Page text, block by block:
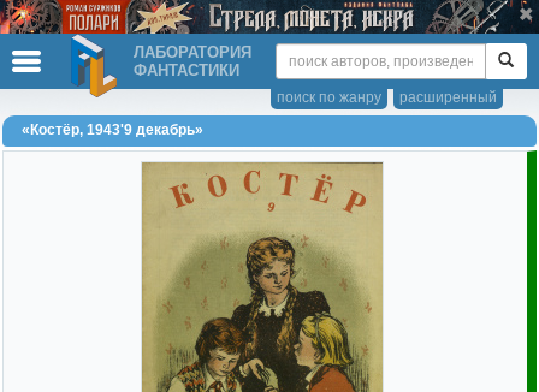
ЛАБОРАТОРИЯ
ФАНТАСТИКИ
расширенный
поиск по жанру
«Костёр, 1943'9 декабрь»